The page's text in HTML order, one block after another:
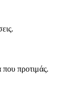
προτιμάς.